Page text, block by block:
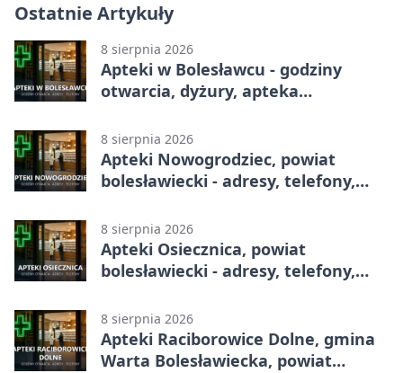
Ostatnie Artykuły
8 sierpnia 2026
Apteki w Bolesławcu - godziny
otwarcia, dyżury, apteka
8 sierpnia 2026
Apteki Nowogrodziec, powiat
bolesławiecki - adresy, telefony,
8 sierpnia 2026
Apteki Osiecznica, powiat
bolesławiecki - adresy, telefony,
8 sierpnia 2026
Apteki Raciborowice Dolne, gmina
Warta Bolesławiecka, powiat